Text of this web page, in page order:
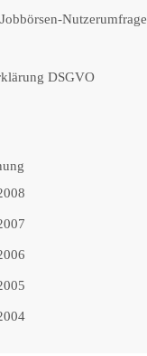
Nutzerumfrage
DSGVO